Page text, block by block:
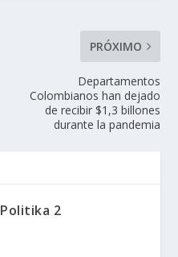
PRÓXIMO
Departamentos
Colombianos han dejado
de recibir $1,3 billones
durante la pandemia
Politika 2